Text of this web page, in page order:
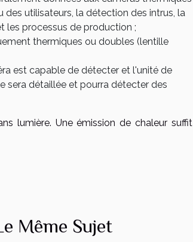
utilisateurs, la détection des intrus, la
les processus de production ;
thermiques ou doubles (lentille
est capable de détecter et l'unité de
sera détaillée et pourra détecter des
lumière. Une émission de chaleur suffit
Même Sujet